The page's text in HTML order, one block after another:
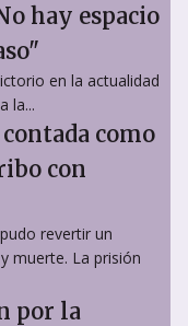
hay espacio
en la actualidad
la...
como
con
revertir un
muerte. La prisión
por la